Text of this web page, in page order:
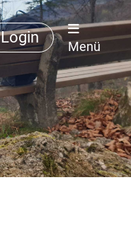
Login
Menü